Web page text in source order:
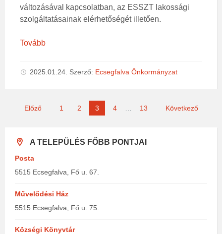
változásával kapcsolatban, az ESSZT lakossági
szolgáltatásainak elérhetőségét illetően.
Tovább
2025.01.24. Szerző: Ecsegfalva Önkormányzat
Bejegyzések
Előző 1 2 3 4 13 Következő
A TELEPÜLÉS FŐBB PONTJAI
Posta
5515 Ecsegfalva, Fő u. 67.
Művelődési Ház
5515 Ecsegfalva, Fő u. 75.
Községi Könyvtár